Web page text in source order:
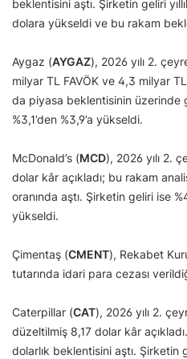
beklentisini aştı. Şirketin geliri
dolara yükseldi ve bu rakam
Aygaz (AYGAZ), 2026 yılı 2.
milyar TL FAVÖK ve 4,3 milyar
da piyasa beklentisinin üzerinde
%3,1’den %3,9’a yükseldi.
McDonald’s (MCD), 2026 yılı 2.
dolar kâr açıkladı; bu rakam
oranında aştı. Şirketin geliri ise
yükseldi.
Çimentaş (CMENT), Rekabet
tutarında idari para cezası
Caterpillar (CAT), 2026 yılı 2.
düzeltilmiş 8,17 dolar kâr
dolarlık beklentisini aştı. Şirketin